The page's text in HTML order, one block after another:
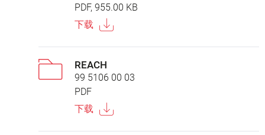
PDF, 955.00 KB
下载
REACH
99 5106 00 03
PDF
下载